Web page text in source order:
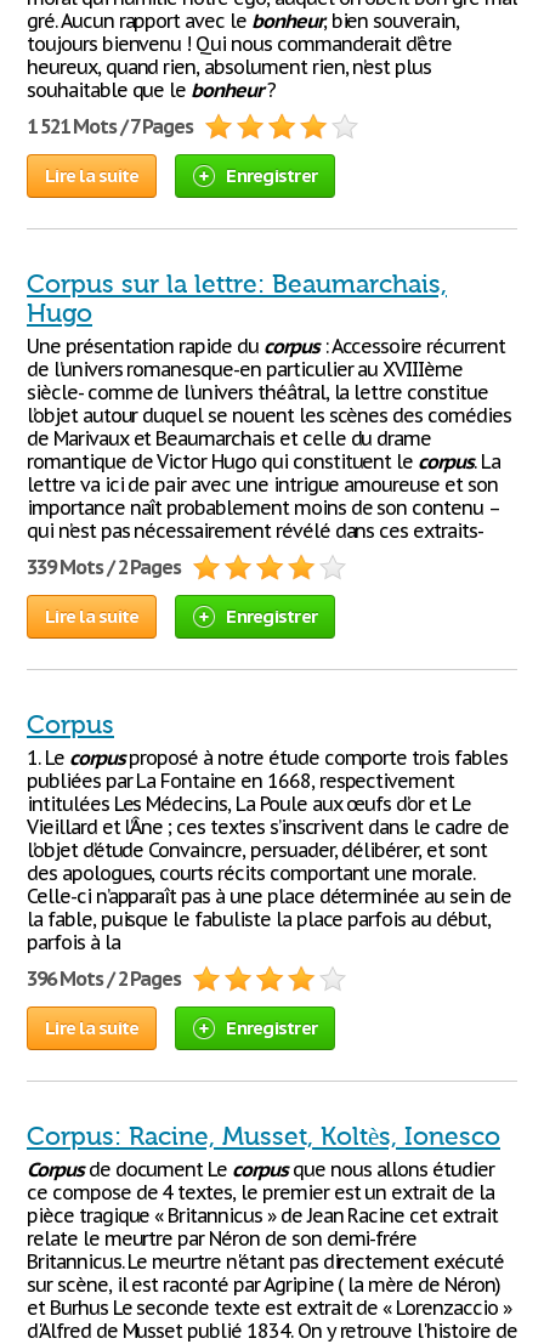
gré. Aucun rapport avec le bonheur, bien souverain,
toujours bienvenu ! Qui nous commanderait d’être
heureux, quand rien, absolument rien, n’est plus
souhaitable que le bonheur?
1 521 Mots / 7 Pages
Lire la suite Enregistrer
Corpus sur la lettre: Beaumarchais,
Hugo
Une présentation rapide du corpus: Accessoire récurrent
de l’univers romanesque-en particulier au XVIIIème
siècle- comme de l’univers théâtral, la lettre constitue
l’objet autour duquel se nouent les scènes des comédies
de Marivaux et Beaumarchais et celle du drame
romantique de Victor Hugo qui constituent le corpus. La
lettre va ici de pair avec une intrigue amoureuse et son
importance naît probablement moins de son contenu –
qui n’est pas nécessairement révélé dans ces extraits-
339 Mots / 2 Pages
Lire la suite Enregistrer
Corpus
1. Le corpusproposé à notre étude comporte trois fables
publiées par La Fontaine en 1668, respectivement
intitulées Les Médecins, La Poule aux œufs d’or et Le
Vieillard et l’Âne ; ces textes s’inscrivent dans le cadre de
l’objet d’étude Convaincre, persuader, délibérer, et sont
des apologues, courts récits comportant une morale.
Celle-ci n’apparaît pas à une place déterminée au sein de
la fable, puisque le fabuliste la place parfois au début,
parfois à la
396 Mots / 2 Pages
Lire la suite Enregistrer
Corpus: Racine, Musset, Koltès, Ionesco
Corpusde document Le corpusque nous allons étudier
ce compose de 4 textes, le premier est un extrait de la
pièce tragique « Britannicus » de Jean Racine cet extrait
relate le meurtre par Néron de son demi-frére
Britannicus. Le meurtre n'étant pas directement exécuté
sur scène, il est raconté par Agripine ( la mère de Néron)
et Burhus Le seconde texte est extrait de « Lorenzaccio »
d'Alfred de Musset publié 1834. On y retrouve l'histoire de